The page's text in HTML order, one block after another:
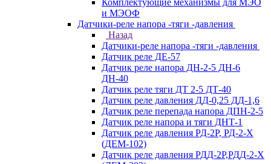
Комплектующие механизмы для МЭО
и МЭОФ
Датчики-реле напора -тяги -давления
Назад
Датчики-реле напора -тяги -давления
Датчик реле ДЕ-57
Датчик реле напора ДН-2-5 ДН-6
ДН-40
Датчик реле тяги ДТ 2-5 ДТ-40
Датчик реле давления ДД-0,25 ДД-1,6
Датчик реле перепада напора ДПН-2-5
Датчик реле напора и тяги ДНТ-1
Датчик реле давления РД-2Р, РД-2-Х
(ДЕМ-102)
Датчик реле давления РДД-2Р,РДД-2-Х